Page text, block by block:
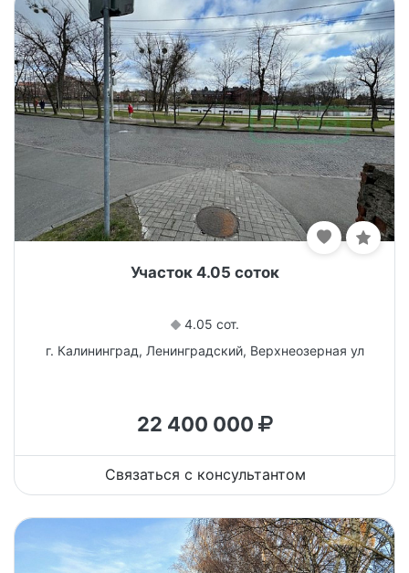
Участок 4.05 соток
4.05 сот.
г. Калининград, Ленинградский, Верхнеозерная ул
22 400 000
Связаться с консультантом